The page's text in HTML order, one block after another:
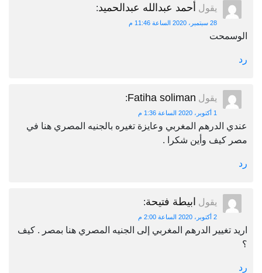
يقول أحمد عبدالله عبدالحميد:
28 سبتمبر، 2020 الساعة 11:46 م
الوسمحت
رد
يقول Fatiha soliman
:
1 أكتوبر، 2020 الساعة 1:36 م
عندي الدرهم المغربي وعايزة تغيره بالجنيه المصري هنا في
مصر كيف وأين شكرا .
رد
يقول ابيطة فتيحة:
2 أكتوبر، 2020 الساعة 2:00 م
اريد تغيير الدرهم المغربي إلى الجنيه المصري هنا بمصر . كيف
؟
رد